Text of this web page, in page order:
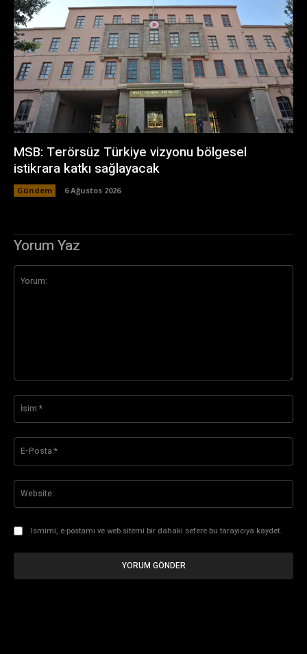
MSB: Terörsüz Türkiye vizyonu bölgesel
istikrara katkı sağlayacak
Gündem 6 Ağustos 2026
Yorum Yaz
Ismimi, e-postamı ve web sitemi bir dahaki sefere bu tarayıcıya kaydet.